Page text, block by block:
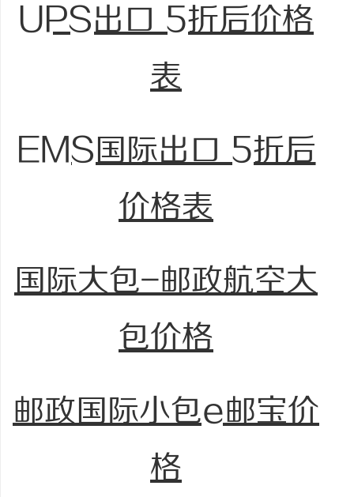
UPS出口 5折后价格
表
EMS国际出口 5折后
价格表
国际大包-邮政航空大
包价格
邮政国际小包e邮宝价
格